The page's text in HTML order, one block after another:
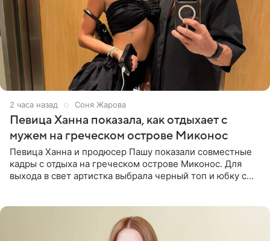
2 часа назад Соня Жарова
Певица Ханна показала, как отдыхает с
мужем на греческом острове Миконос
Певица Ханна и продюсер Пашу показали совместные
кадры с отдыха на греческом острове Миконос. Для
выхода в свет артистка выбрала черный топ и юбку с